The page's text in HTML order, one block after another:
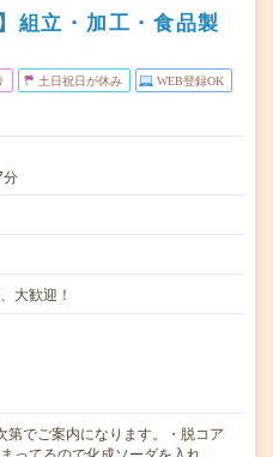
組立・加工・食品製
土日祝日が休み WEB登録OK
分
大歓迎！
第でご案内になります。・脱コア
ってるので化成ソーダを入れ…